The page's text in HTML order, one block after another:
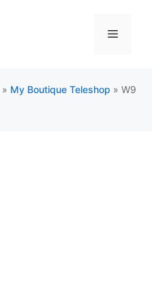
Menu
» My Boutique Teleshop » W9